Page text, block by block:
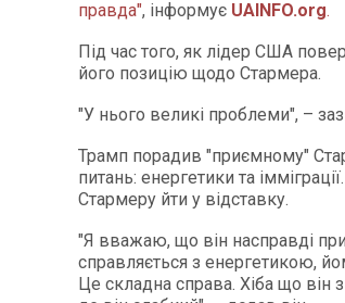
правда", інформує UAINFO.org.
Під час того, як лідер США
його позицію щодо Стармера.
"У нього великі проблеми", –
Трамп порадив "приємному"
питань: енергетики та
Стармеру йти у відставку.
"Я вважаю, що він насправді
справляється з енергетикою,
Це складна справа. Хіба що він